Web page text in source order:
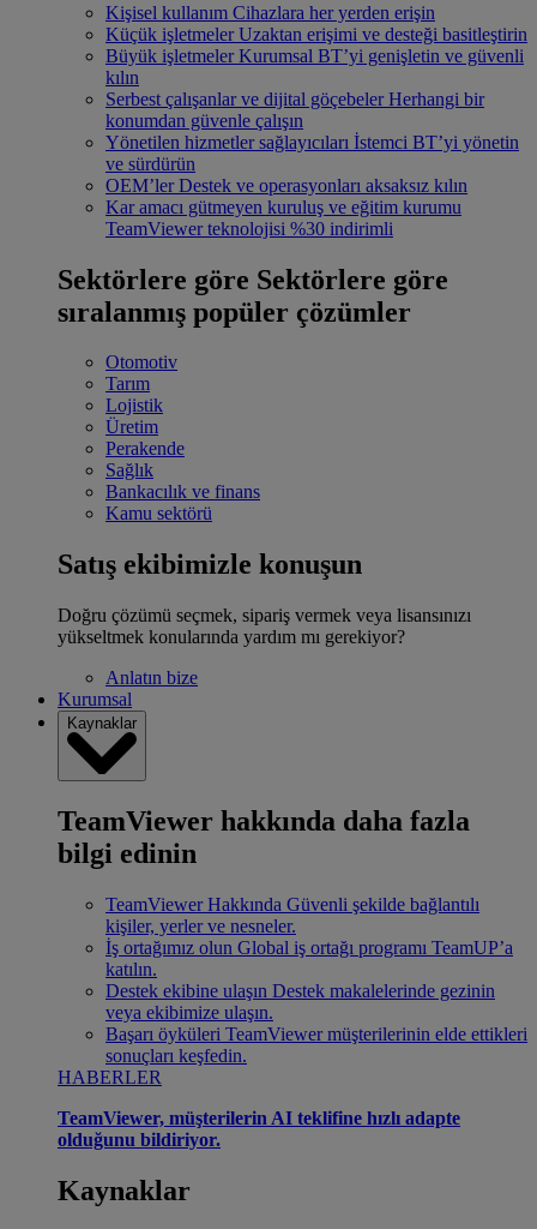
Kişisel kullanım Cihazlara her yerden erişin
Küçük işletmeler Uzaktan erişimi ve desteği basitleştirin
Büyük işletmeler Kurumsal BT’yi genişletin ve güvenli
kılın
Serbest çalışanlar ve dijital göçebeler Herhangi bir
konumdan güvenle çalışın
Yönetilen hizmetler sağlayıcıları İstemci BT’yi yönetin
ve sürdürün
OEM’ler Destek ve operasyonları aksaksız kılın
Kar amacı gütmeyen kuruluş ve eğitim kurumu
TeamViewer teknolojisi %30 indirimli
Sektörlere göre Sektörlere göre
sıralanmış popüler çözümler
Otomotiv
Tarım
Lojistik
Üretim
Perakende
Sağlık
Bankacılık ve finans
Kamu sektörü
Satış ekibimizle konuşun
Doğru çözümü seçmek, sipariş vermek veya lisansınızı
yükseltmek konularında yardım mı gerekiyor?
Anlatın bize
Kurumsal
Kaynaklar
TeamViewer hakkında daha fazla
bilgi edinin
TeamViewer Hakkında Güvenli şekilde bağlantılı
kişiler, yerler ve nesneler.
İş ortağımız olun Global iş ortağı programı TeamUP’a
katılın.
Destek ekibine ulaşın Destek makalelerinde gezinin
veya ekibimize ulaşın.
Başarı öyküleri TeamViewer müşterilerinin elde ettikleri
sonuçları keşfedin.
HABERLER
TeamViewer, müşterilerin AI teklifine hızlı adapte
olduğunu bildiriyor.
Kaynaklar